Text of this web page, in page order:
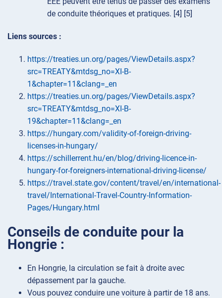
de conduite théoriques et pratiques. [4] [5]
Liens sources :
https://treaties.un.org/pages/ViewDetails.aspx?
src=TREATY&mtdsg_no=XI-B-
1&chapter=11&clang=_en
https://treaties.un.org/pages/ViewDetails.aspx?
src=TREATY&mtdsg_no=XI-B-
19&chapter=11&clang=_en
https://hungary.com/validity-of-foreign-driving-
licenses-in-hungary/
https://schillerrent.hu/en/blog/driving-licence-in-
hungary-for-foreigners-international-driving-license/
https://travel.state.gov/content/travel/en/international-
travel/International-Travel-Country-Information-
Pages/Hungary.html
Conseils de conduite pour la
Hongrie :
En Hongrie, la circulation se fait à droite avec
dépassement par la gauche.
Vous pouvez conduire une voiture à partir de 18 ans.